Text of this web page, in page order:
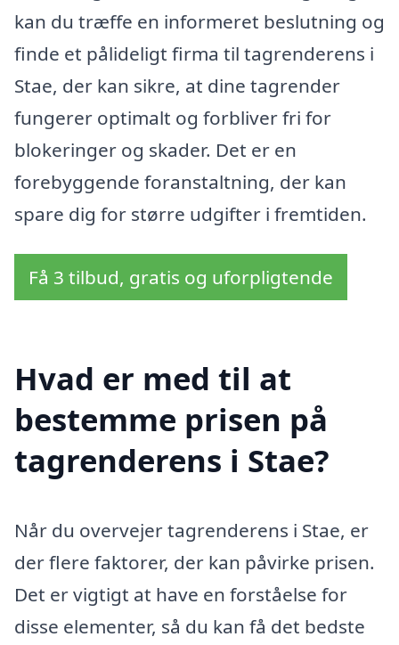
kan du træffe en informeret beslutning og
finde et pålideligt firma til tagrenderens i
Stae, der kan sikre, at dine tagrender
fungerer optimalt og forbliver fri for
blokeringer og skader. Det er en
forebyggende foranstaltning, der kan
spare dig for større udgifter i fremtiden.
Få 3 tilbud, gratis og uforpligtende
Hvad er med til at
bestemme prisen på
tagrenderens i Stae?
Når du overvejer tagrenderens i Stae, er
der flere faktorer, der kan påvirke prisen.
Det er vigtigt at have en forståelse for
disse elementer, så du kan få det bedste